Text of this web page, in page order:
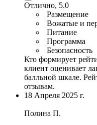
Отлично, 5.0
Размещение
Вожатые и
Питание
Программа
Безопасность
Кто формирует
клиент оценивает
балльной шкале.
отзывам.
18 Апреля 2025 г.
Полина П.